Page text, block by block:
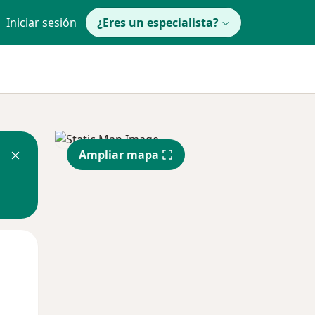
Iniciar sesión ¿Eres un especialista?
Ampliar mapa